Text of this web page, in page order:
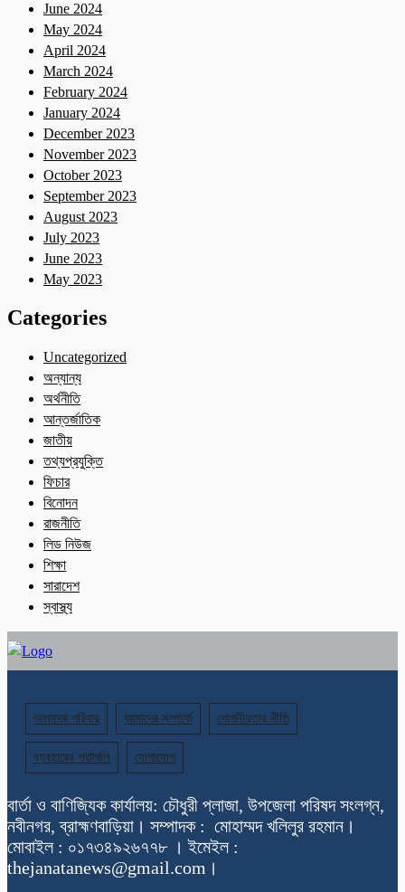
June 2024
May 2024
April 2024
March 2024
February 2024
January 2024
December 2023
November 2023
October 2023
September 2023
August 2023
July 2023
June 2023
May 2023
Categories
Uncategorized
অন্যান্য
অর্থনীতি
আন্তর্জাতিক
জাতীয়
তথ্যপ্রযুক্তি
ফিচার
বিনোদন
রাজনীতি
লিড নিউজ
শিক্ষা
সারাদেশ
স্বাস্থ্য
আমাদের পরিবার আমাদের সম্পর্কে গোপনীয়তার নীতি
ব্যবহারের শর্তাবলি যোগাযোগ
বার্তা ও বাণিজ্যিক কার্যালয়: চৌধুরী প্লাজা, উপজেলা পরিষদ সংলগ্ন,
নবীনগর, ব্রাহ্মণবাড়িয়া। সম্পাদক : মোহাম্মদ খলিলুর রহমান।
মোবাইল : ০১৭৩৪৯২৬৭৭৮ । ইমেইল :
thejanatanews@gmail.com।